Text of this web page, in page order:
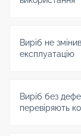
Виріб не
експлуатацію
Виріб без
перевіряють